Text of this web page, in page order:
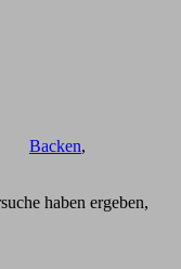
Backen,
haben ergeben,